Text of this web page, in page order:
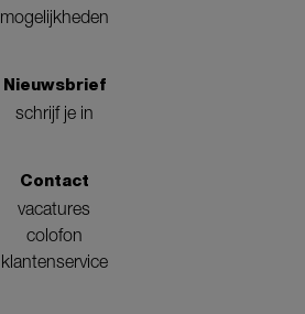
mogelijkheden
Nieuwsbrief
schrijf je in
Contact
vacatures
colofon
klantenservice